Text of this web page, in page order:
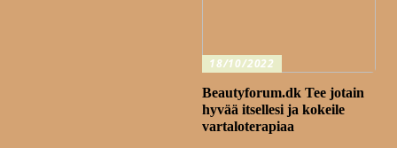
18/10/2022
Beautyforum.dk Tee jotain
hyvää itsellesi ja kokeile
vartaloterapiaa